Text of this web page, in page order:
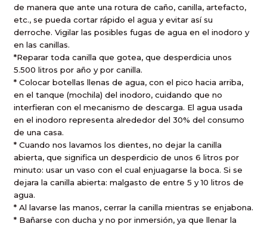
de manera que ante una rotura de caño, canilla, artefacto,
etc., se pueda cortar rápido el agua y evitar así su
derroche. Vigilar las posibles fugas de agua en el inodoro y
en las canillas.
*Reparar toda canilla que gotea, que desperdicia unos
5.500 litros por año y por canilla.
* Colocar botellas llenas de agua, con el pico hacia arriba,
en el tanque (mochila) del inodoro, cuidando que no
interfieran con el mecanismo de descarga. El agua usada
en el inodoro representa alrededor del 30% del consumo
de una casa.
* Cuando nos lavamos los dientes, no dejar la canilla
abierta, que significa un desperdicio de unos 6 litros por
minuto: usar un vaso con el cual enjuagarse la boca. Si se
dejara la canilla abierta: malgasto de entre 5 y10 litros de
agua.
* Al lavarse las manos, cerrar la canilla mientras se enjabona.
* Bañarse con ducha y no por inmersión, ya que llenar la